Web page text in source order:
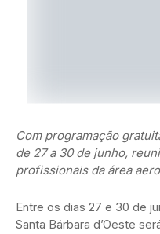
Com programação
de 27 a 30 de junho,
profissionais da área
Entre os dias 27 e 30 de
Santa Bárbara d’Oeste